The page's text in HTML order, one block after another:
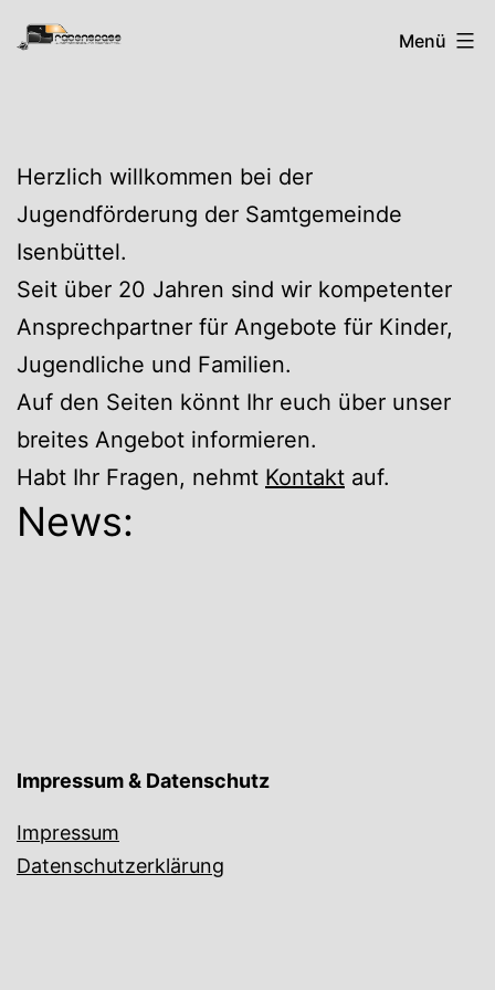
Zum
Inhalt
RabenspassMenü
Herzlich willkommen bei der
Jugendförderung der Samtgemeinde
Isenbüttel.
Seit über 20 Jahren sind wir kompetenter
Ansprechpartner für Angebote für Kinder,
Jugendliche und Familien.
Auf den Seiten könnt Ihr euch über unser
breites Angebot informieren.
Habt Ihr Fragen, nehmt Kontakt auf.
News:
Impressum & Datenschutz
Impressum
Datenschutzerklärung